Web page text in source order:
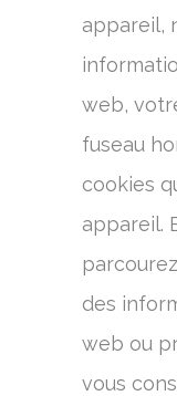
appareil,
web,
fuseau
cookies
appareil.
des
web ou
vous